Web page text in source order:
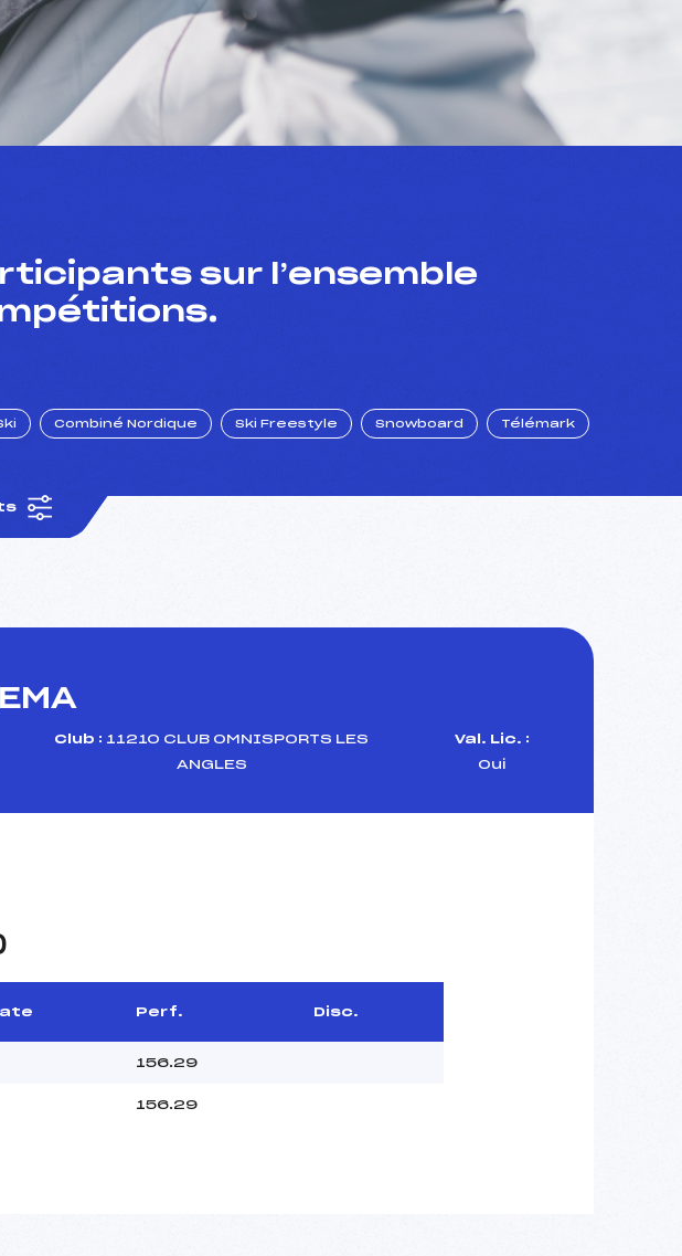
sur l’ensemble
Combiné Nordique Ski Freestyle Snowboard Télémark
Club : 11210 CLUB OMNISPORTS LES
ANGLES
Val. Lic. :
Oui
Perf. Disc.
156.29
156.29